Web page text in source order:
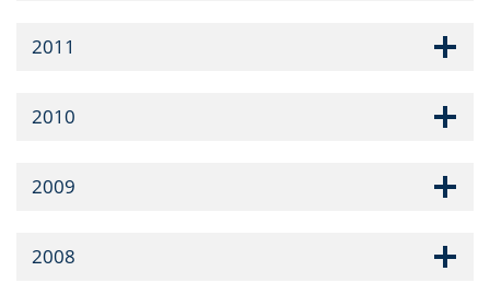
2011
2010
2009
2008